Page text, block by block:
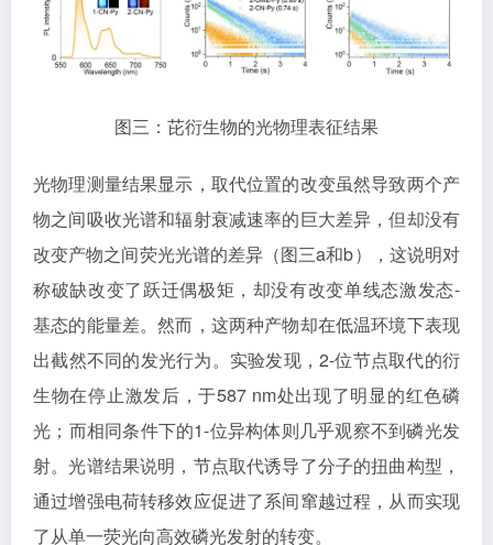
图三：芘衍生物的光物理表征结果
光物理测量结果显示，取代位置的改变虽然导致两个产
物之间吸收光谱和辐射衰减速率的巨大差异，但却没有
改变产物之间荧光光谱的差异（图三a和b），这说明对
称破缺改变了跃迁偶极矩，却没有改变单线态激发态-
基态的能量差。然而，这两种产物却在低温环境下表现
出截然不同的发光行为。实验发现，2-位节点取代的衍
生物在停止激发后，于587 nm处出现了明显的红色磷
光；而相同条件下的1-位异构体则几乎观察不到磷光发
射。光谱结果说明，节点取代诱导了分子的扭曲构型，
通过增强电荷转移效应促进了系间窜越过程，从而实现
了从单一荧光向高效磷光发射的转变。